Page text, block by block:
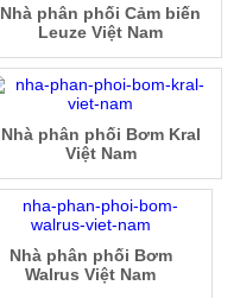
Nhà phân phối Cảm biến
Leuze Việt Nam
Nhà phân phối Bơm Kral
Việt Nam
Nhà phân phối Bơm
Walrus Việt Nam